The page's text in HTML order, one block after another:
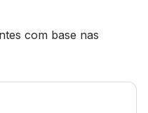
com base nas